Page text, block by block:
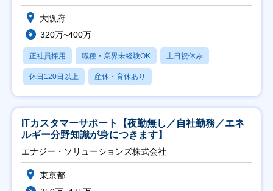
大阪府
320万~400万
正社員採用 職種・業界未経験OK 土日祝休み
休日120日以上 産休・育休あり
ITカスタマーサポート【夜勤無し／自社勤務／エネ
ルギー分野知識が身につきます】
エナジー・ソリューションズ株式会社
東京都